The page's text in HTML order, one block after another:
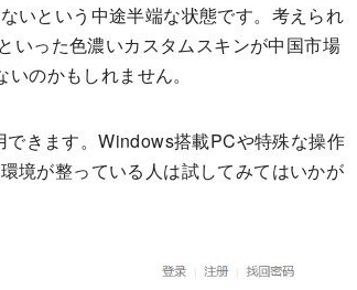
いという中途半端な状態です。考えられ
いった色濃いカスタムスキンが中国市場
のかもしれません。
きます。Windows搭載PCや特殊な操作
境が整っている人は試してみてはいかが